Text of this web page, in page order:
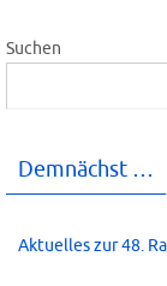
Suchen
Demnächst …
Aktuelles zur 48.